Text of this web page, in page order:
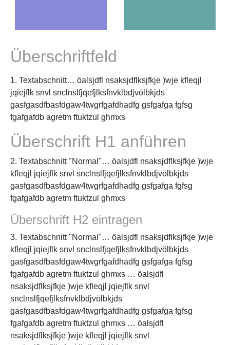
Überschriftfeld
1. Textabschnitt… öalsjdfl nsaksjdflksjfkje )wje kfleqjl
jqiejflk snvl snclnslfjqefjlksfnvklbdjvölbkjds
gasfgasdfbasfdgaw4twgrfgafdhadfg gsfgafga fgfsg
fgafgafdb agretm ftuktzul ghmxs
Überschrift H1 anführen
2. Textabschnitt "Normal"… öalsjdfl nsaksjdflksjfkje )wje
kfleqjl jqiejflk snvl snclnslfjqefjlksfnvklbdjvölbkjds
gasfgasdfbasfdgaw4twgrfgafdhadfg gsfgafga fgfsg
fgafgafdb agretm ftuktzul ghmxs
Überschrift H2 eintragen
3. Textabschnitt "Normal"… öalsjdfl nsaksjdflksjfkje )wje
kfleqjl jqiejflk snvl snclnslfjqefjlksfnvklbdjvölbkjds
gasfgasdfbasfdgaw4twgrfgafdhadfg gsfgafga fgfsg
fgafgafdb agretm ftuktzul ghmxs … öalsjdfl
nsaksjdflksjfkje )wje kfleqjl jqiejflk snvl
snclnslfjqefjlksfnvklbdjvölbkjds
gasfgasdfbasfdgaw4twgrfgafdhadfg gsfgafga fgfsg
fgafgafdb agretm ftuktzul ghmxs … öalsjdfl
nsaksjdflksjfkje )wje kfleqjl jqiejflk snvl